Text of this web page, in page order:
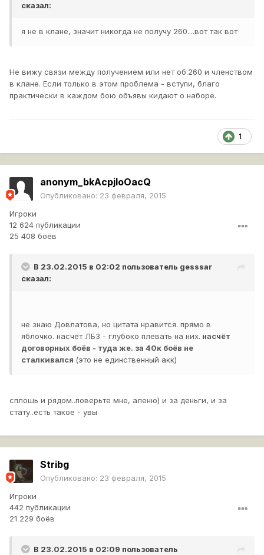
сказал:
я не в клане, значит никогда не получу 260....вот так вот
Не вижу связи между получением или нет об.260 и членством
в клане. Если только в этом проблема - вступи, благо
практически в каждом бою объявы кидают о наборе.
1
anonym_bkAcpjloOacQ
Опубликовано: 23 февраля, 2015
Игроки
12 624 публикации
25 408 боёв
В 23.02.2015 в 02:02 пользователь gesssar
сказал:
не знаю Довлатова, но цитата нравится. прямо в
яблочко. насчёт ЛБЗ - глубоко плевать на них. насчёт
договорных боёв - туда же. за 40к боёв не
сталкивался (это не единственный акк)
сплошь и рядом..поверьте мне, аленю) и за деньги, и за
стату..есть такое - увы
Stribg
Опубликовано: 23 февраля, 2015
Игроки
442 публикации
21 229 боёв
В 23.02.2015 в 02:09 пользователь